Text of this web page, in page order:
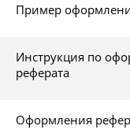
Пример
Инструкция по
реферата
Оформления